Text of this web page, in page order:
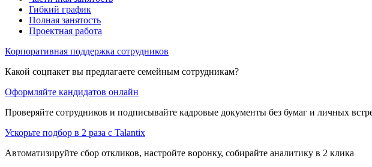
Гибкий график
Полная занятость
Проектная работа
Корпоративная поддержка сотрудников
Какой соцпакет вы предлагаете семейным сотрудникам?
Оформляйте кандидатов онлайн
Проверяйте сотрудников и подписывайте кадровые документы без бумаг и личных
Ускорьте подбор в 2 раза с Talantix
Автоматизируйте сбор откликов, настройте воронку, собирайте аналитику в 2 клика